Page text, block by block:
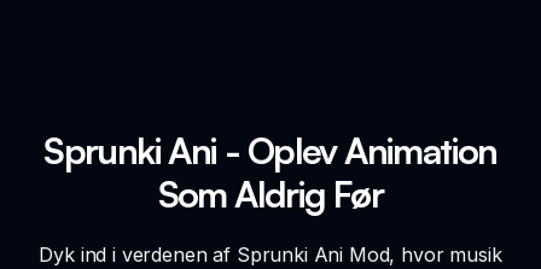
Sprunki Ani - Oplev Animation
Som Aldrig Før
Dyk ind i verdenen af Sprunki Ani Mod, hvor musik